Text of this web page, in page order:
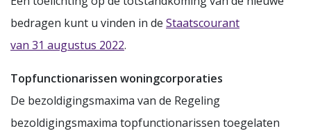
bedragen kunt u vinden in de Staatscourant
van 31 augustus 2022.
Topfunctionarissen woningcorporaties
De bezoldigingsmaxima van de Regeling
bezoldigingsmaxima topfunctionarissen toegelaten